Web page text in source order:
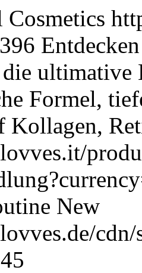
ultimative
Formel,
Kollagen,
New